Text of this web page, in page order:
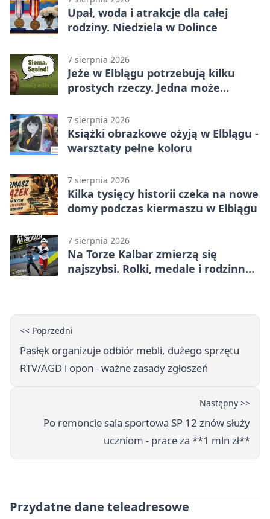
Upał, woda i atrakcje dla całej
rodziny. Niedziela w Dolince
7 sierpnia 2026
Jeże w Elblągu potrzebują kilku
prostych rzeczy. Jedna może
7 sierpnia 2026
Książki obrazkowe ożyją w Elblągu -
warsztaty pełne koloru
7 sierpnia 2026
Kilka tysięcy historii czeka na nowe
domy podczas kiermaszu w Elblągu
7 sierpnia 2026
Na Torze Kalbar zmierzą się
najszybsi. Rolki, medale i rodzinna
<< Poprzedni
Pasłęk organizuje odbiór mebli, dużego sprzętu
RTV/AGD i opon - ważne zasady zgłoszeń
Następny >>
Po remoncie sala sportowa SP 12 znów służy
uczniom - prace za **1 mln zł**
Przydatne dane teleadresowe